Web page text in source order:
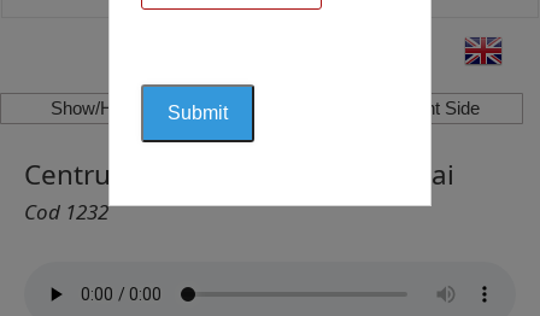
Show/Hide Left Side Show/Hide Right Side
Centrul de Agrement 2 Mai, 2 Mai
Cod 1232